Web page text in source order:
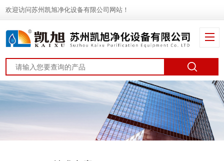
欢迎访问苏州凯旭净化设备有限公司网站！